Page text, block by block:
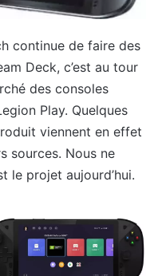
continue de faire des
Deck, c’est au tour
des consoles
Play. Quelques
viennent en effet
sources. Nous ne
le projet aujourd’hui.